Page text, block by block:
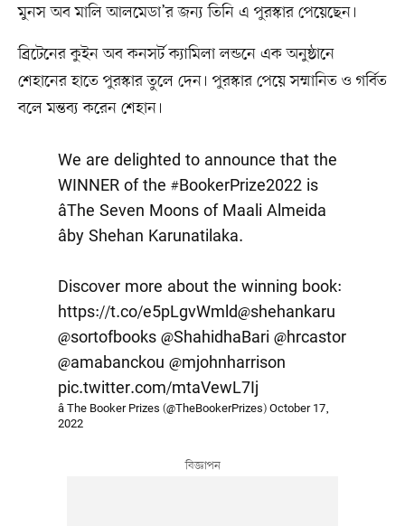
মুনস অব মালি আলমেডা’র জন্য তিনি এ পুরস্কার পেয়েছেন।
ব্রিটেনের কুইন অব কনসর্ট ক্যামিলা লন্ডনে এক অনুষ্ঠানে
শেহানের হাতে পুরস্কার তুলে দেন। পুরস্কার পেয়ে সম্মানিত ও গর্বিত
বলে মন্তব্য করেন শেহান।
We are delighted to announce that the
WINNER of the #BookerPrize2022 is
âThe Seven Moons of Maali Almeida
âby Shehan Karunatilaka.
Discover more about the winning book:
https://t.co/e5pLgvWmld@shehankaru
@sortofbooks @ShahidhaBari @hrcastor
@amabanckou @mjohnharrison
pic.twitter.com/mtaVewL7Ij
â The Booker Prizes (@TheBookerPrizes)October 17,
2022